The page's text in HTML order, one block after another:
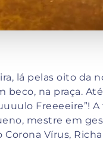
lá pelas oito da
beco, na praça.
Freeeeire”!
mestre em
Vírus,